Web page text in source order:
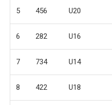
5 456 U20
6 282 U16
7 734 U14
8 422 U18